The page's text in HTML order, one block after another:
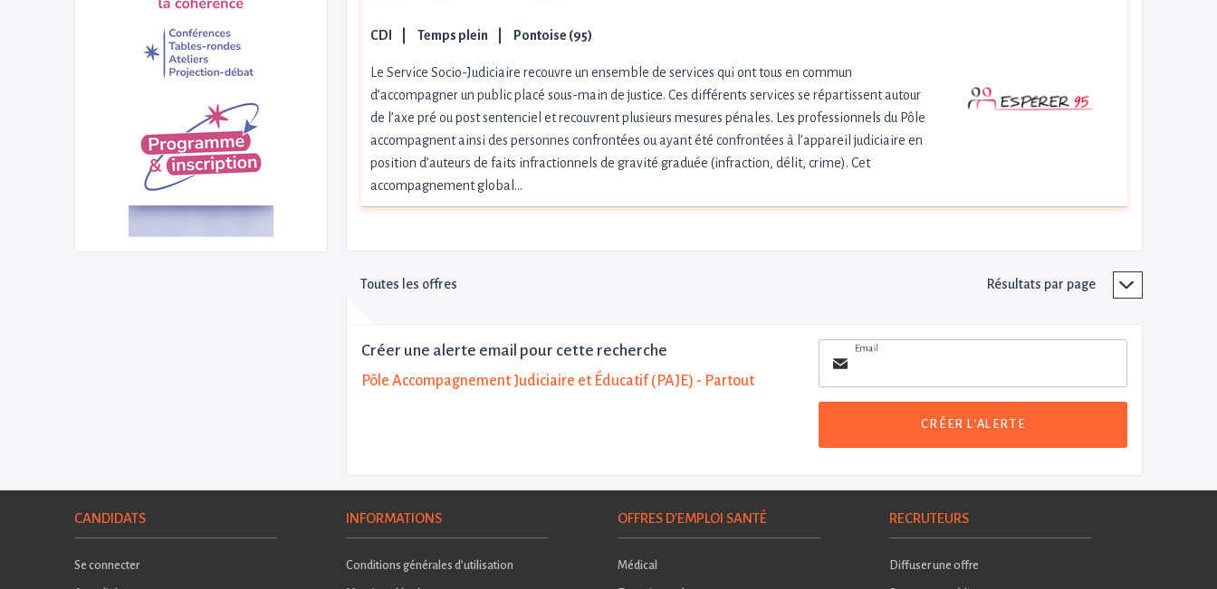
CDI Temps plein Pontoise (95)
Le Service Socio-Judiciaire recouvre un ensemble de services qui ont tous en commun
d’accompagner un public placé sous-main de justice. Ces différents services se répartissent autour
de l’axe pré ou post sentenciel et recouvrent plusieurs mesures pénales. Les professionnels du Pôle
accompagnent ainsi des personnes confrontées ou ayant été confrontées à l’appareil judiciaire en
position d’auteurs de faits infractionnels de gravité graduée (infraction, délit, crime). Cet
accompagnement global…
Toutes les offres Résultats par page
Créer une alerte email pour cette recherche
Pôle Accompagnement Judiciaire et Éducatif (PAJE) - Partout
Email
CRÉER L'ALERTE
CANDIDATS
Se connecter
INFORMATIONS
Conditions générales d’utilisation
OFFRES D'EMPLOI SANTÉ
Médical
RECRUTEURS
Diffuser une offre